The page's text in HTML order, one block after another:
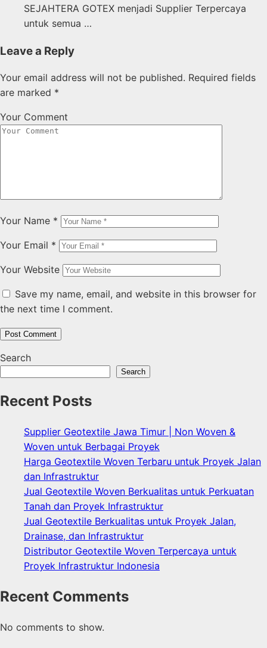
SEJAHTERA GOTEX menjadi Supplier Terpercaya
untuk semua …
Leave a Reply
Your email address will not be published. Required fields
are marked *
Your Comment
Your Name *
Your Email *
Your Website
Save my name, email, and website in this browser for
the next time I comment.
Search
Search
Recent Posts
Supplier Geotextile Jawa Timur | Non Woven &
Woven untuk Berbagai Proyek
Harga Geotextile Woven Terbaru untuk Proyek Jalan
dan Infrastruktur
Jual Geotextile Woven Berkualitas untuk Perkuatan
Tanah dan Proyek Infrastruktur
Jual Geotextile Berkualitas untuk Proyek Jalan,
Drainase, dan Infrastruktur
Distributor Geotextile Woven Terpercaya untuk
Proyek Infrastruktur Indonesia
Recent Comments
No comments to show.